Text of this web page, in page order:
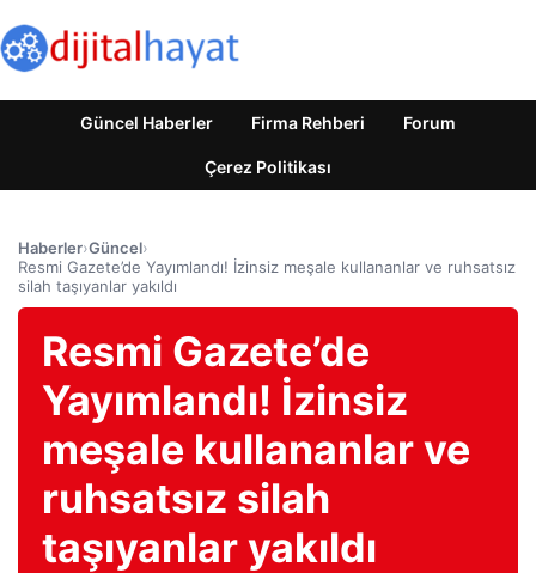
Güncel Haberler Firma Rehberi Forum
Çerez Politikası
Haberler›Güncel›
Resmi Gazete’de Yayımlandı! İzinsiz meşale kullananlar ve ruhsatsız
silah taşıyanlar yakıldı
Resmi Gazete’de
Yayımlandı! İzinsiz
meşale kullananlar ve
ruhsatsız silah
taşıyanlar yakıldı